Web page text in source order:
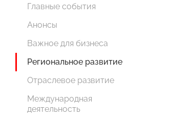
Главные события
Анонсы
Важное для бизнеса
Региональное развитие
Отраслевое развитие
Международная
деятельность